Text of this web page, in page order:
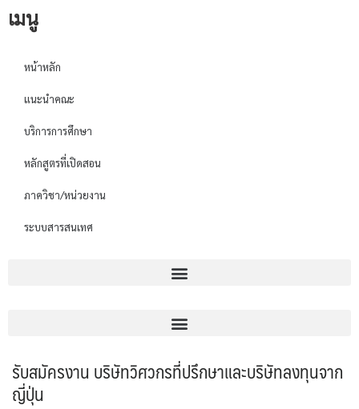
เมนู
หน้าหลัก
แนะนำคณะ
บริการการศึกษา
หลักสูตรที่เปิดสอน
ภาควิชา/หน่วยงาน
ระบบสารสนเทศ
รับสมัครงาน บริษัทวิศวกรที่ปรึกษาและบริษัทลงทุนจาก
ญี่ปุ่น